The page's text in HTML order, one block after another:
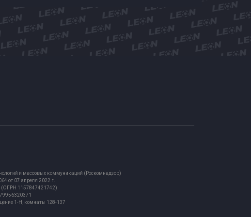
и массовых коммуникаций (Роскомнадзор)
от 07 апреля 2022 г.
(ОГРН 1157847421742)
1-Н, комнаты 128-137